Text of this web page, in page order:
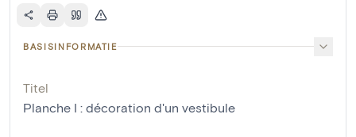
BASISINFORMATIE
Titel
Planche I : décoration d'un vestibule